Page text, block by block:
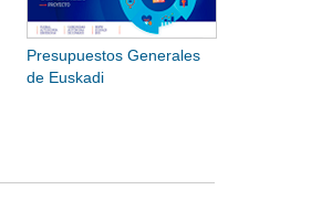
Presupuestos Generales
de Euskadi